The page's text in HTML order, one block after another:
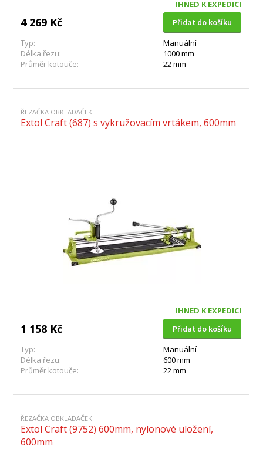
IHNED K EXPEDICI
4 269 Kč
Přidat do košíku
Typ:
Manuální
Délka řezu:
1000 mm
Průměr kotouče:
22 mm
ŘEZAČKA OBKLADAČEK
Extol Craft (687) s vykružovacím vrtákem, 600mm
IHNED K EXPEDICI
1 158 Kč
Přidat do košíku
Typ:
Manuální
Délka řezu:
600 mm
Průměr kotouče:
22 mm
ŘEZAČKA OBKLADAČEK
Extol Craft (9752) 600mm, nylonové uložení,
600mm